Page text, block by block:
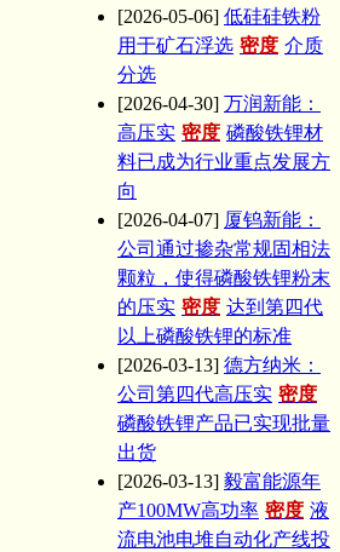
[2026-05-06] 低硅硅铁粉
用于矿石浮选 密度 介质
分选
[2026-04-30] 万润新能：
高压实 密度 磷酸铁锂材
料已成为行业重点发展方
向
[2026-04-07] 厦钨新能：
公司通过掺杂常规固相法
颗粒，使得磷酸铁锂粉末
的压实 密度 达到第四代
以上磷酸铁锂的标准
[2026-03-13] 德方纳米：
公司第四代高压实 密度
磷酸铁锂产品已实现批量
出货
[2026-03-13] 毅富能源年
产100MW高功率 密度 液
流电池电堆自动化产线投